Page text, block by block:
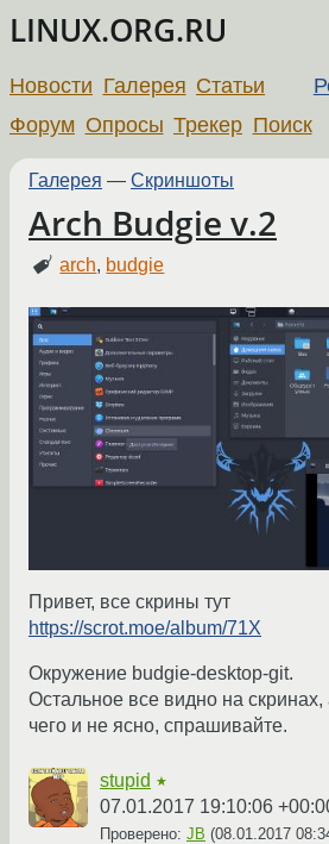
LINUX.ORG.RU
Новости Галерея Статьи
Форум Опросы Трекер Поиск
Галерея — Скриншоты
Arch Budgie v.2
arch, budgie
Привет, все скрины тут
https://scrot.moe/album/71X
Окружение budgie-desktop-git.
Остальное все видно на скринах,
чего и не ясно, спрашивайте.
stupid ★
07.01.2017 19:10:06
Проверено: JB (08.01.2017